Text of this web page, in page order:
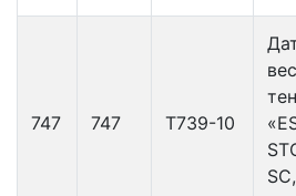
747 747 Т739-10